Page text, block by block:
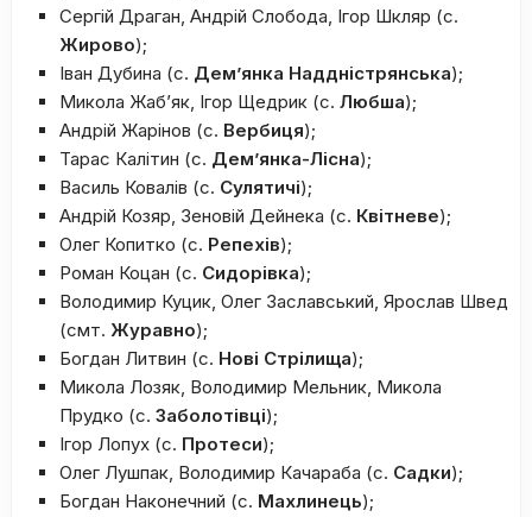
Сергій Драган, Андрій Слобода, Ігор Шкляр (с.
Жирово);
Іван Дубина (с. Дем’янка Наддністрянська);
Микола Жаб’як, Ігор Щедрик (с. Любша);
Андрій Жарінов (с. Вербиця);
Тарас Калітин (с. Дем’янка-Лісна);
Василь Ковалів (с. Сулятичі);
Андрій Козяр, Зеновій Дейнека (с. Квітневе);
Олег Копитко (с. Репехів);
Роман Коцан (с. Сидорівка);
Володимир Куцик, Олег Заславський, Ярослав Швед
(смт. Журавно);
Богдан Литвин (с. Нові Стрілища);
Микола Лозяк, Володимир Мельник, Микола
Прудко (с. Заболотівці);
Ігор Лопух (с. Протеси);
Олег Лушпак, Володимир Качараба (с. Садки);
Богдан Наконечний (с. Махлинець);